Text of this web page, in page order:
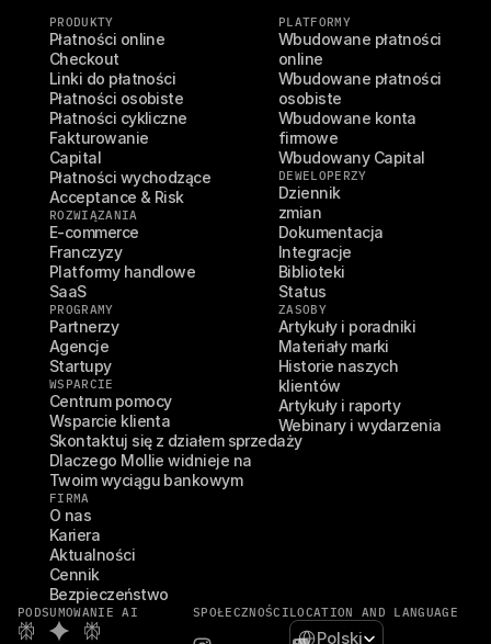
PRODUKTY
Płatności online
Checkout
Linki do płatności
Płatności osobiste
Płatności cykliczne
Fakturowanie
Capital
Płatności wychodzące
Acceptance & Risk
ROZWIĄZANIA
E-commerce
Franczyzy
Platformy handlowe
SaaS
PROGRAMY
Partnerzy
Agencje
Startupy
WSPARCIE
Centrum pomocy
Wsparcie klienta
Skontaktuj się z działem sprzedaży
Dlaczego Mollie widnieje na
Twoim wyciągu bankowym
FIRMA
O nas
Kariera
Aktualności
Cennik
Bezpieczeństwo
PLATFORMY
Wbudowane płatności
online
Wbudowane płatności
osobiste
Wbudowane konta
firmowe
Wbudowany Capital
DEWELOPERZY
Dziennik
zmian
Dokumentacja
Integracje
Biblioteki
Status
ZASOBY
Artykuły i poradniki
Materiały marki
Historie naszych
klientów
Artykuły i raporty
Webinary i wydarzenia
PODSUMOWANIE AI SPOŁECZNOŚCILOCATION AND LANGUAGE
Select Language
Polski